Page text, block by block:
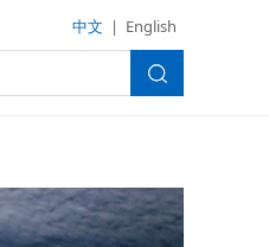
中文 | English